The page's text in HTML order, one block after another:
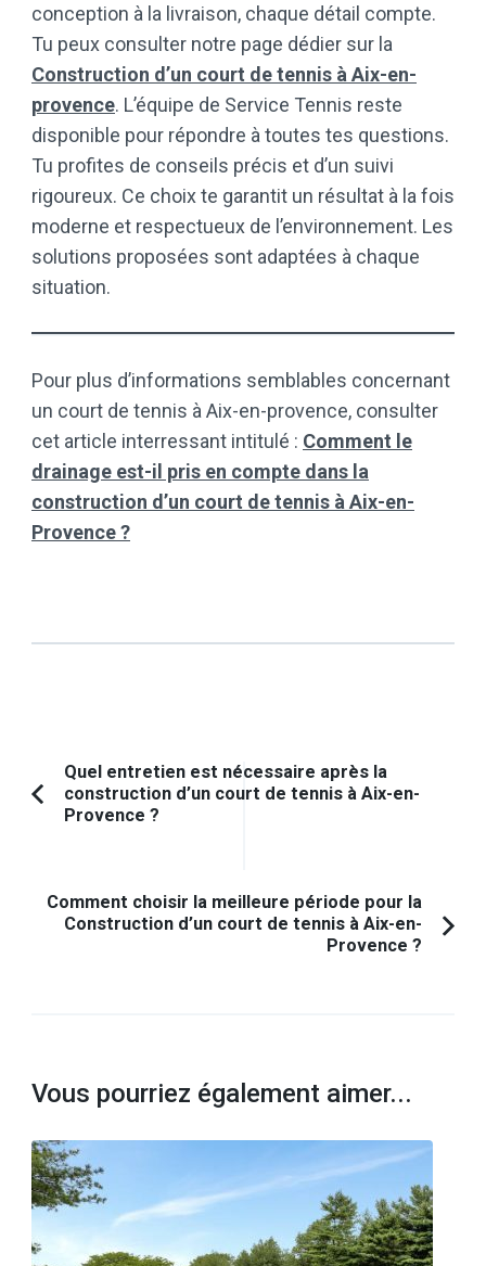
conception à la livraison, chaque détail compte.
Tu peux consulter notre page dédier sur la
Construction d’un court de tennis à Aix-en-
provence. L’équipe de Service Tennis reste
disponible pour répondre à toutes tes questions.
Tu profites de conseils précis et d’un suivi
rigoureux. Ce choix te garantit un résultat à la fois
moderne et respectueux de l’environnement. Les
solutions proposées sont adaptées à chaque
situation.
Pour plus d’informations semblables concernant
un court de tennis à Aix-en-provence, consulter
cet article interressant intitulé : Comment le
drainage est-il pris en compte dans la
construction d’un court de tennis à Aix-en-
Provence ?
Navigation
d'article
Article
Quel entretien est nécessaire après la
construction d’un court de tennis à Aix-en-
Provence ?
Comment choisir la meilleure période pour la
Construction d’un court de tennis à Aix-en-
Provence ?
Vous pourriez également aimer...